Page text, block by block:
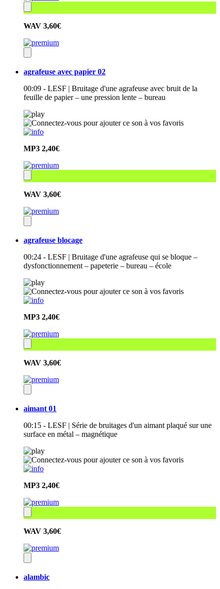
WAV 3,60€
agrafeuse avec papier 02
00:09 - LESF | Bruitage d'une agrafeuse avec bruit de la
feuille de papier – une pression lente – bureau
MP3 2,40€
WAV 3,60€
agrafeuse blocage
00:24 - LESF | Bruitage d'une agrafeuse qui se bloque –
dysfonctionnement – papeterie – bureau – école
MP3 2,40€
WAV 3,60€
aimant 01
00:15 - LESF | Série de bruitages d'un aimant plaqué sur une
surface en métal – magnétique
MP3 2,40€
WAV 3,60€
alambic